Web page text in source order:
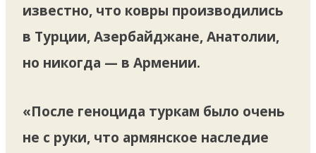
известно, что ковры производились
в Турции, Азербайджане, Анатолии,
но никогда — в Армении.
«После геноцида туркам было очень
не с руки, что армянское наследие